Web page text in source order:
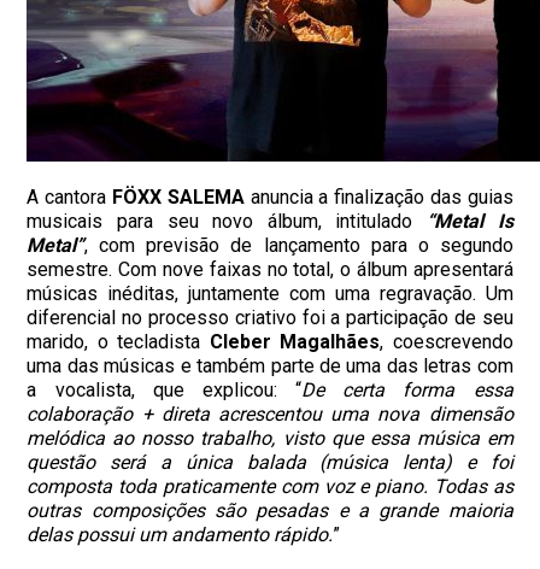
A cantora FÖXX SALEMAanuncia a finalização das guias
musicais para seu novo álbum, intitulado
“Metal Is
Metal”, com previsão de lançamento para o segundo
semestre. Com nove faixas no total, o álbum apresentará
músicas inéditas, juntamente com uma regravação. Um
diferencial no processo criativo foi a participação de seu
marido, o tecladista Cleber Magalhães, coescrevendo
uma das músicas e também parte de uma das letras com
a vocalista, que explicou: “De certa forma essa
colaboração + direta acrescentou uma nova dimensão
melódica ao nosso trabalho, visto que essa música em
questão será a única balada (música lenta) e foi
composta toda praticamente com voz e piano. Todas as
outras composições são pesadas e a grande maioria
delas possui um andamento rápido.”